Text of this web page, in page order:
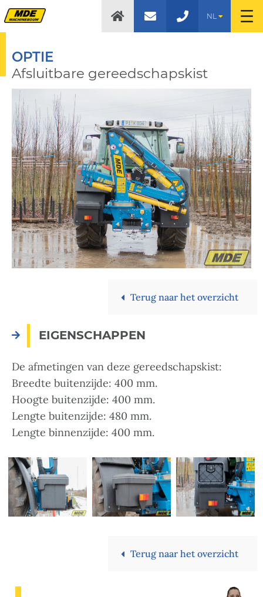
NL
OPTIE
Afsluitbare gereedschapskist
Terug naar het overzicht
EIGENSCHAPPEN
De afmetingen van deze gereedschapskist:
Breedte buitenzijde: 400 mm.
Hoogte buitenzijde: 400 mm.
Lengte buitenzijde: 480 mm.
Lengte binnenzijde: 400 mm.
Terug naar het overzicht